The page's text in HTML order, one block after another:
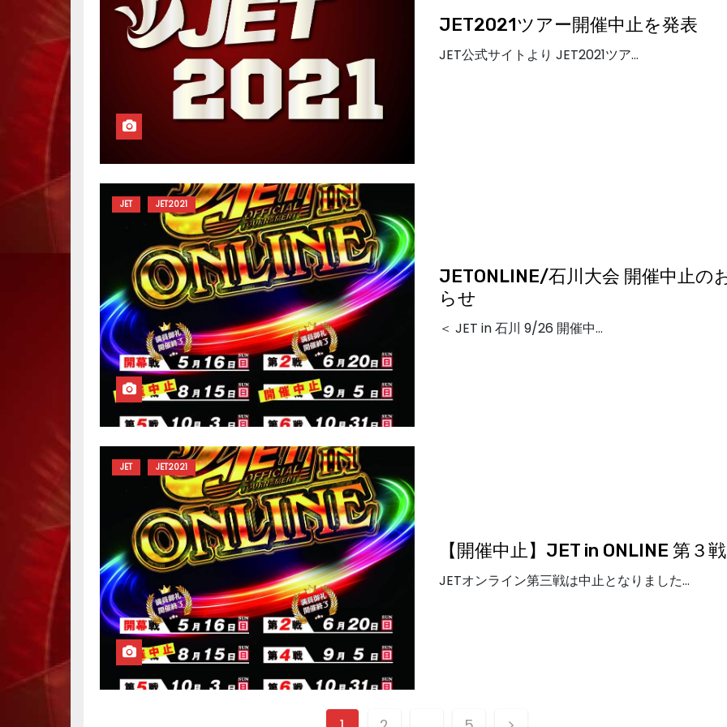
JET2021ツアー開催中止を発表
JET公式サイトより JET2021ツア…
JET JET2021
JETONLINE/石川大会 開催中止の
らせ
＜ JET in 石川 9/26 開催中…
JET JET2021
【開催中止】JET in ONLINE 第３戦
JETオンライン第三戦は中止となりました…